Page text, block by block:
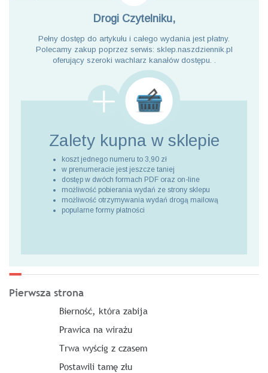
Drogi Czytelniku,
Pełny dostęp do artykułu i całego wydania jest płatny.
Polecamy zakup poprzez serwis: sklep.naszdziennik.pl
oferujący szeroki wachlarz kanałów dostępu. .
Zalety kupna w sklepie
koszt jednego numeru to 3,90 zł
w prenumeracie jest jeszcze taniej
dostęp w dwóch formach PDF oraz on-line
możliwość pobierania wydań ze strony sklepu
możliwość otrzymywania wydań drogą mailową
popularne formy płatności
Pierwsza strona
Bierność, która zabija
Prawica na wirażu
Trwa wyścig z czasem
Postawili tamę złu